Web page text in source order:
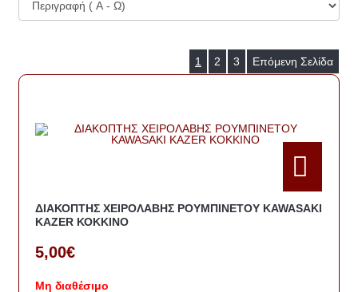
1 2 3 Επόμενη Σελίδα
ΔΙΑΚΟΠΤΗΣ ΧΕΙΡΟΛΑΒΗΣ ΡΟΥΜΠΙΝΕΤΟΥ KAWASAKI
KAZER ΚΟΚΚΙΝΟ
5,00€
Μη διαθέσιμο